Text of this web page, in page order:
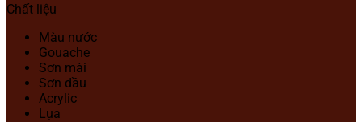
Chất liệu
Màu nước
Gouache
Sơn mài
Sơn dầu
Acrylic
Lụa